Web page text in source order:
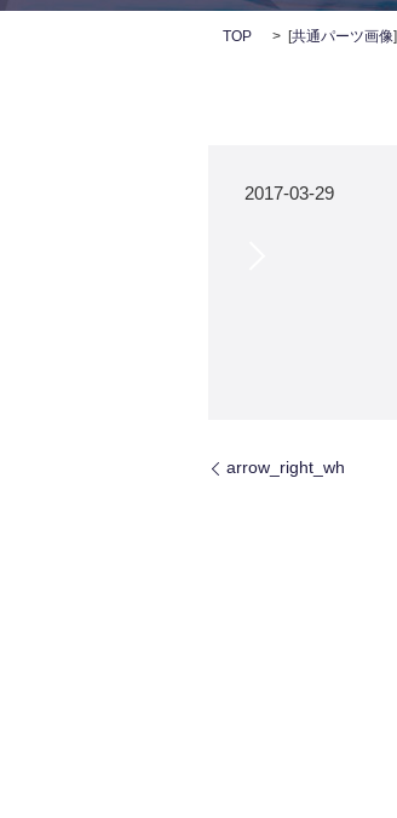
TOP [共通パーツ画像]
2017-03-29
arrow_right_wh